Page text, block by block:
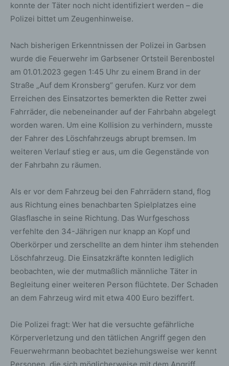
konnte der Täter noch nicht identifiziert werden – die
Polizei bittet um Zeugenhinweise.
Nach bisherigen Erkenntnissen der Polizei in Garbsen
wurde die Feuerwehr im Garbsener Ortsteil Berenbostel
am 01.01.2023 gegen 1:45 Uhr zu einem Brand in der
Straße „Auf dem Kronsberg“ gerufen. Kurz vor dem
Erreichen des Einsatzortes bemerkten die Retter zwei
Fahrräder, die nebeneinander auf der Fahrbahn abgelegt
worden waren. Um eine Kollision zu verhindern, musste
der Fahrer des Löschfahrzeugs abrupt bremsen. Im
weiteren Verlauf stieg er aus, um die Gegenstände von
der Fahrbahn zu räumen.
Als er vor dem Fahrzeug bei den Fahrrädern stand, flog
aus Richtung eines benachbarten Spielplatzes eine
Glasflasche in seine Richtung. Das Wurfgeschoss
verfehlte den 34-Jährigen nur knapp an Kopf und
Oberkörper und zerschellte an dem hinter ihm stehenden
Löschfahrzeug. Die Einsatzkräfte konnten lediglich
beobachten, wie der mutmaßlich männliche Täter in
Begleitung einer weiteren Person flüchtete. Der Schaden
an dem Fahrzeug wird mit etwa 400 Euro beziffert.
Die Polizei fragt: Wer hat die versuchte gefährliche
Körperverletzung und den tätlichen Angriff gegen den
Feuerwehrmann beobachtet beziehungsweise wer kennt